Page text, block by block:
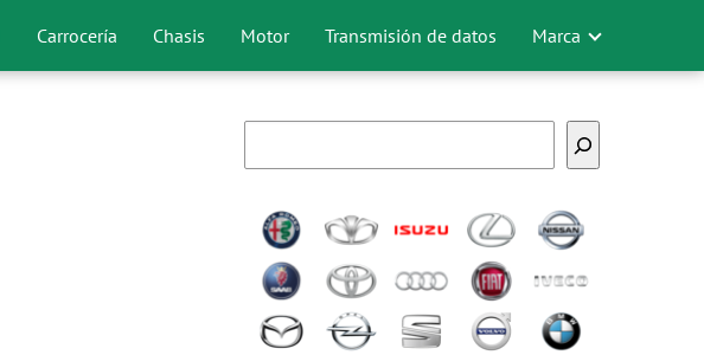
Carrocería Chasis Motor Transmisión de datos Marca